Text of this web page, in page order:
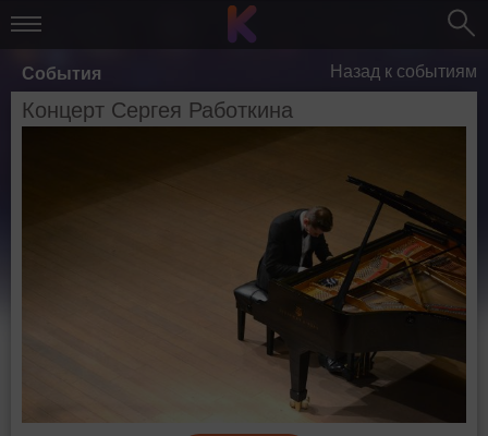
События Назад к событиям
Концерт Сергея Работкина